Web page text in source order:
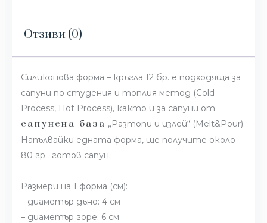
Отзиви (0)
Силиконова форма – кръгла 12 бр. е подходяща за
сапуни по студения и топлия метод (Cold
Process, Hot Process), както и за сапуни от
сапунена база „Разтопи и излей“ (Melt&Pour).
Напълвайки едната форма, ще получите около
80 гр. готов сапун.
Размери на 1 форма (см):
– диаметър дъно: 4 см
– диаметър горе: 6 см